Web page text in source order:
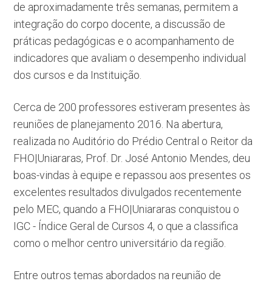
de aproximadamente três semanas, permitem a
integração do corpo docente, a discussão de
práticas pedagógicas e o acompanhamento de
indicadores que avaliam o desempenho individual
dos cursos e da Instituição.
Cerca de 200 professores estiveram presentes às
reuniões de planejamento 2016. Na abertura,
realizada no Auditório do Prédio Central o Reitor da
FHO|Uniararas, Prof. Dr. José Antonio Mendes, deu
boas-vindas à equipe e repassou aos presentes os
excelentes resultados divulgados recentemente
pelo MEC, quando a FHO|Uniararas conquistou o
IGC - Índice Geral de Cursos 4, o que a classifica
como o melhor centro universitário da região.
Entre outros temas abordados na reunião de